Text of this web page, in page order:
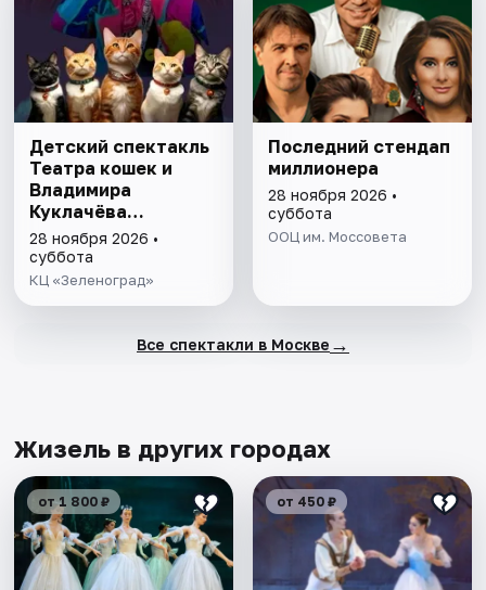
Детский спектакль
Театра кошек и
Владимира
Куклачёва
«Волшебные кошки»
28 ноября 2026 •
суббота
КЦ «Зеленоград»
Последний стендап
миллионера
28 ноября 2026 •
суббота
ООЦ им. Моссовета
Все спектакли в Москве →
Жизель в других городах
от 1 800 ₽ от 450 ₽